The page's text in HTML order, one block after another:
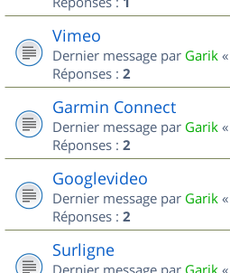
Vimeo
Dernier message par Garik «
Réponses : 2
Garmin Connect
Dernier message par Garik «
Réponses : 2
Googlevideo
Dernier message par Garik «
Réponses : 2
Surligne
Dernier message par Garik «